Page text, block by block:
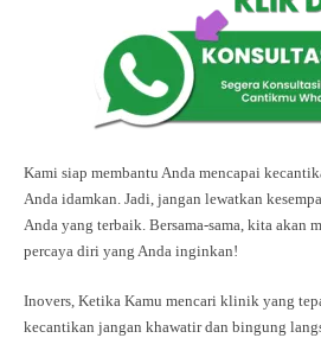
Kami siap membantu Anda mencapai
Anda idamkan. Jadi, jangan lewatkan
Anda yang terbaik. Bersama-sama, kita akan
percaya diri yang Anda inginkan!
Inovers, Ketika Kamu mencari klinik yang
kecantikan jangan khawatir dan bingung